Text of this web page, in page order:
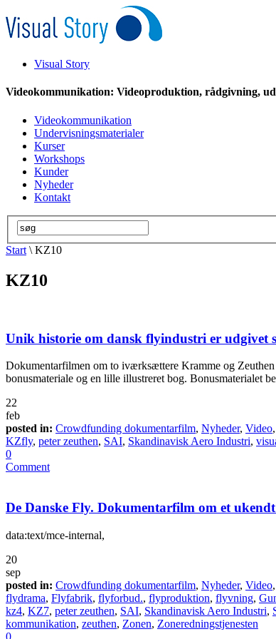
Visual Story
Videokommunikation: Videoproduktion, rådgivning,
Videokommunikation
Undervisningsmaterialer
Kurser
Workshops
Kunder
Nyheder
Kontakt
Start \ KZ10
KZ10
Unik historie om dansk flyindustri er udgivet
Dokumentarfilmen om to iværksættere Kramme og
bonusmateriale og en lille illustreret bog. Bonusmaterialet
22
feb
posted in: Crowdfunding dokumentarfilm, Nyheder, Video,
KZfly, peter zeuthen, SAI, Skandinavisk Aero Industri,
0
Comment
De Danske Fly. Dokumentarfilm om et
data:text/mce-internal,
20
sep
posted in: Crowdfunding dokumentarfilm, Nyheder, Video,
flydrama, Flyfabrik, flyforbud., flyproduktion, flyvning,
kz4, KZ7, peter zeuthen, SAI, Skandinavisk Aero Industri,
kommunikation, zeuthen, Zonen, Zoneredningstjenesten
0